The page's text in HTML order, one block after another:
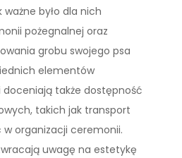
było dla nich
pożegnalnej oraz
grobu swojego psa
elementów
doceniają także dostępność
takich jak transport
organizacji ceremonii.
uwagę na estetykę